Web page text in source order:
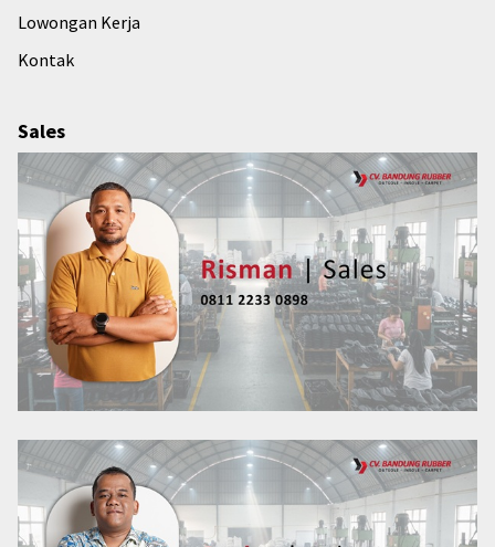
Lowongan Kerja
Kontak
Sales